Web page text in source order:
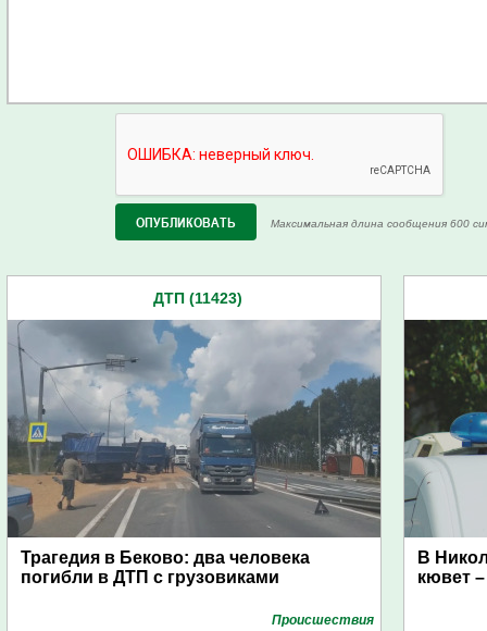
Максимальная длина сообщения 600
ДТП (11423)
Трагедия в Беково: два человека
погибли в ДТП с грузовиками
Проиcшествия
В
кювет